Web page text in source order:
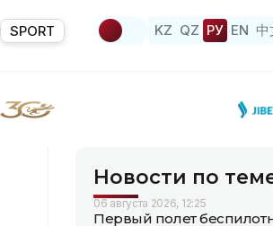
SPORT KZ QZ РУ EN 中
Новости по
06 августа 2026, 12:25
Первый полет